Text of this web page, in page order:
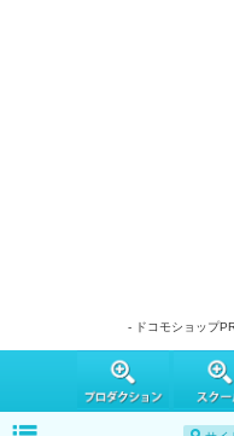
- ドコモショップ